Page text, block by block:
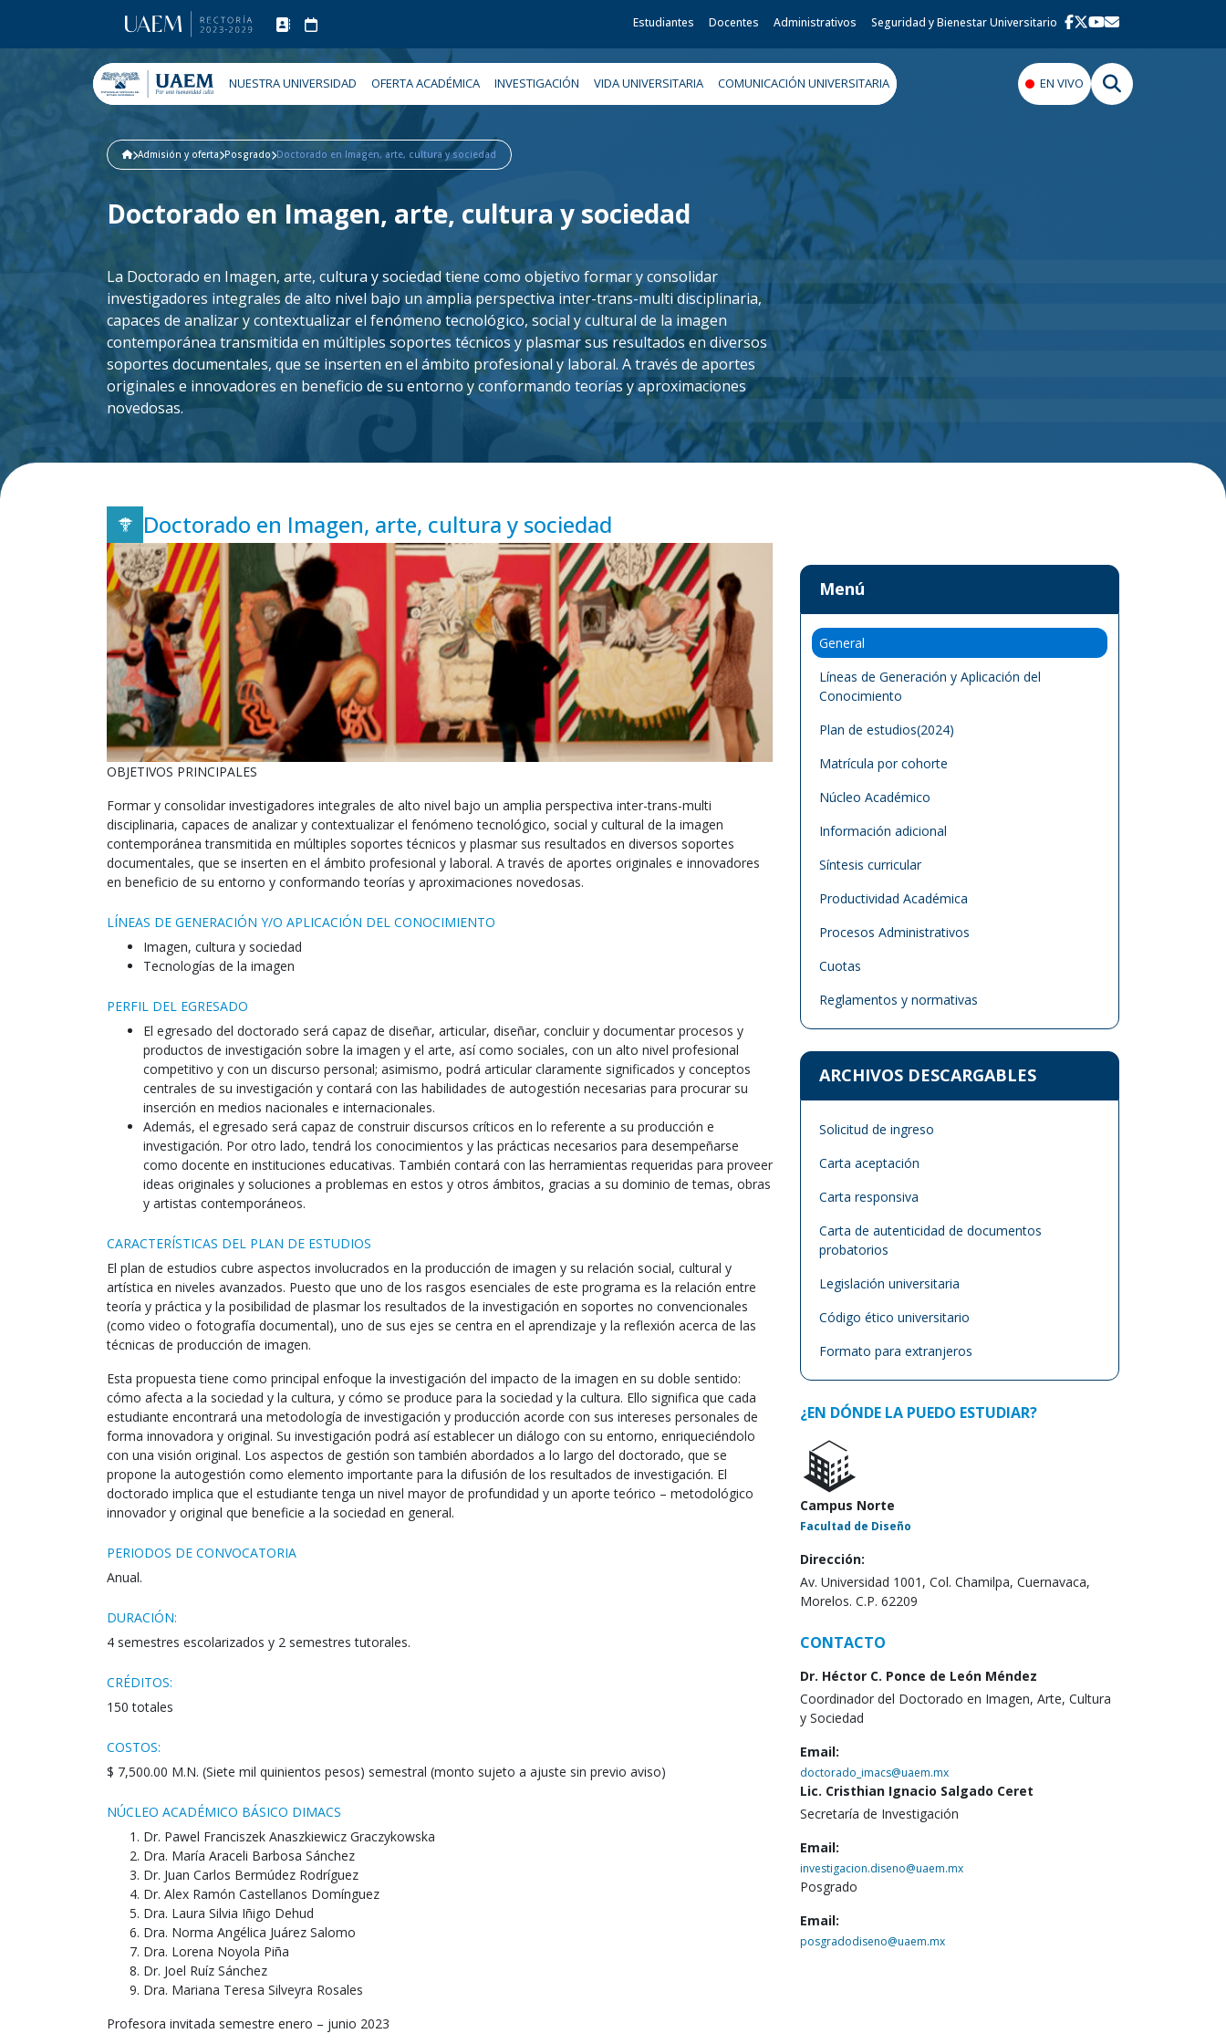
Estudiantes Docentes Administrativos Seguridad y Bienestar Universitario
NUESTRA UNIVERSIDAD OFERTA ACADÉMICA INVESTIGACIÓN VIDA UNIVERSITARIA COMUNICACIÓN UNIVERSITARIA EN VIVO
Admisión y oferta Posgrado Doctorado en Imagen, arte, cultura y sociedad
Doctorado en Imagen, arte, cultura y sociedad
La Doctorado en Imagen, arte, cultura y sociedad tiene como objetivo formar y consolidar
investigadores integrales de alto nivel bajo un amplia perspectiva inter-trans-multi disciplinaria,
capaces de analizar y contextualizar el fenómeno tecnológico, social y cultural de la imagen
contemporánea transmitida en múltiples soportes técnicos y plasmar sus resultados en diversos
soportes documentales, que se inserten en el ámbito profesional y laboral. A través de aportes
originales e innovadores en beneficio de su entorno y conformando teorías y aproximaciones
novedosas.
Doctorado en Imagen, arte, cultura y sociedad
OBJETIVOS PRINCIPALES
Formar y consolidar investigadores integrales de alto nivel bajo un amplia perspectiva inter-trans-multi
disciplinaria, capaces de analizar y contextualizar el fenómeno tecnológico, social y cultural de la imagen
contemporánea transmitida en múltiples soportes técnicos y plasmar sus resultados en diversos soportes
documentales, que se inserten en el ámbito profesional y laboral. A través de aportes originales e innovadores
en beneficio de su entorno y conformando teorías y aproximaciones novedosas.
LÍNEAS DE GENERACIÓN Y/O APLICACIÓN DEL CONOCIMIENTO
Imagen, cultura y sociedad
Tecnologías de la imagen
PERFIL DEL EGRESADO
El egresado del doctorado será capaz de diseñar, articular, diseñar, concluir y documentar procesos y
productos de investigación sobre la imagen y el arte, así como sociales, con un alto nivel profesional
competitivo y con un discurso personal; asimismo, podrá articular claramente significados y conceptos
centrales de su investigación y contará con las habilidades de autogestión necesarias para procurar su
inserción en medios nacionales e internacionales.
Además, el egresado será capaz de construir discursos críticos en lo referente a su producción e
investigación. Por otro lado, tendrá los conocimientos y las prácticas necesarios para desempeñarse
como docente en instituciones educativas. También contará con las herramientas requeridas para proveer
ideas originales y soluciones a problemas en estos y otros ámbitos, gracias a su dominio de temas, obras
y artistas contemporáneos.
CARACTERÍSTICAS DEL PLAN DE ESTUDIOS
El plan de estudios cubre aspectos involucrados en la producción de imagen y su relación social, cultural y
artística en niveles avanzados. Puesto que uno de los rasgos esenciales de este programa es la relación entre
teoría y práctica y la posibilidad de plasmar los resultados de la investigación en soportes no convencionales
(como video o fotografía documental), uno de sus ejes se centra en el aprendizaje y la reflexión acerca de las
técnicas de producción de imagen.
Esta propuesta tiene como principal enfoque la investigación del impacto de la imagen en su doble sentido:
cómo afecta a la sociedad y la cultura, y cómo se produce para la sociedad y la cultura. Ello significa que cada
estudiante encontrará una metodología de investigación y producción acorde con sus intereses personales de
forma innovadora y original. Su investigación podrá así establecer un diálogo con su entorno, enriqueciéndolo
con una visión original. Los aspectos de gestión son también abordados a lo largo del doctorado, que se
propone la autogestión como elemento importante para la difusión de los resultados de investigación. El
doctorado implica que el estudiante tenga un nivel mayor de profundidad y un aporte teórico – metodológico
innovador y original que beneficie a la sociedad en general.
PERIODOS DE CONVOCATORIA
Anual.
DURACIÓN:
4 semestres escolarizados y 2 semestres tutorales.
CRÉDITOS:
150 totales
COSTOS:
$ 7,500.00 M.N. (Siete mil quinientos pesos) semestral (monto sujeto a ajuste sin previo aviso)
NÚCLEO ACADÉMICO BÁSICO DIMACS
Dr. Pawel Franciszek Anaszkiewicz Graczykowska
Dra. María Araceli Barbosa Sánchez
Dr. Juan Carlos Bermúdez Rodríguez
Dr. Alex Ramón Castellanos Domínguez
Dra. Laura Silvia Iñigo Dehud
Dra. Norma Angélica Juárez Salomo
Dra. Lorena Noyola Piña
Dr. Joel Ruíz Sánchez
Dra. Mariana Teresa Silveyra Rosales
Profesora invitada semestre enero – junio 2023
Menú
General
Líneas de Generación y Aplicación del
Conocimiento
Plan de estudios(2024)
Matrícula por cohorte
Núcleo Académico
Información adicional
Síntesis curricular
Productividad Académica
Procesos Administrativos
Cuotas
Reglamentos y normativas
ARCHIVOS DESCARGABLES
Solicitud de ingreso
Carta aceptación
Carta responsiva
Carta de autenticidad de documentos
probatorios
Legislación universitaria
Código ético universitario
Formato para extranjeros
¿EN DÓNDE LA PUEDO ESTUDIAR?
Campus Norte
Facultad de Diseño
Dirección:
Av. Universidad 1001, Col. Chamilpa, Cuernavaca,
Morelos. C.P. 62209
CONTACTO
Dr. Héctor C. Ponce de León Méndez
Coordinador del Doctorado en Imagen, Arte, Cultura
y Sociedad
Email:
doctorado_imacs@uaem.mx
Lic. Cristhian Ignacio Salgado Ceret
Secretaría de Investigación
Email:
investigacion.diseno@uaem.mx
Posgrado
Email:
posgradodiseno@uaem.mx